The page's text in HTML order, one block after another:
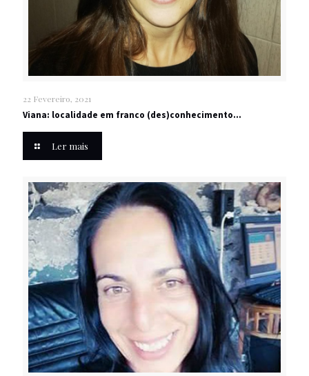
22 Fevereiro, 2021
Viana: localidade em franco (des)conhecimento…
Ler mais